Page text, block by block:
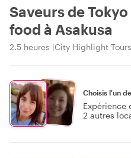
Saveurs de
food à Asakusa
2.5 heures City Highlight Tours
Choisis l'un
Expérience
2 autres